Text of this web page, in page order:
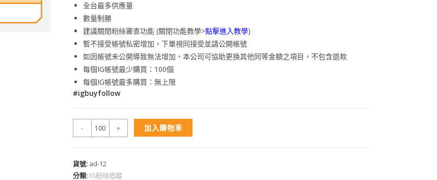
全台最多供應量
數量制勝
建議關閉粉絲審查功能 (關閉功能教學>點擊進入教學)
暫不接受帳號私密增加，下單視同接受並請公開帳號
如因帳號未公開導致無法增加，本公司可協助更換其他同等金額之項目，不包含退款
每個IG帳號最少購買：100個
每個IG帳號最多購買：無上限
#igbuyfollow
- + 加入購物車
貨號: ad-12
分類: IG粉絲追蹤